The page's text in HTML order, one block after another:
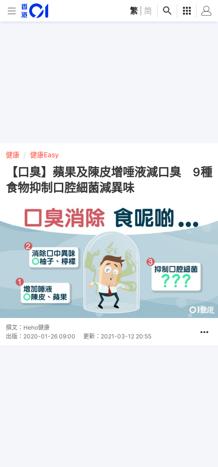
繁 简
健康 健康Easy
【口臭】蘋果及陳皮增唾液減口臭 9種
食物抑制口腔細菌減異味
撰文： Heho健康
出版： 2020-01-26 09:00 更新： 2021-03-12 20:55